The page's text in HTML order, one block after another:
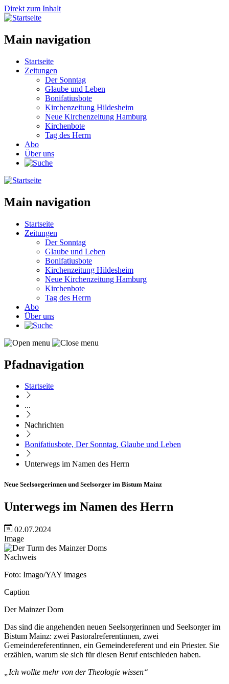
Direkt zum Inhalt
Main navigation
Startseite
Zeitungen
Der Sonntag
Glaube und Leben
Bonifatiusbote
Kirchenzeitung Hildesheim
Neue Kirchenzeitung Hamburg
Kirchenbote
Tag des Herrn
Abo
Über uns
Main navigation
Startseite
Zeitungen
Der Sonntag
Glaube und Leben
Bonifatiusbote
Kirchenzeitung Hildesheim
Neue Kirchenzeitung Hamburg
Kirchenbote
Tag des Herrn
Abo
Über uns
Pfadnavigation
Startseite
...
Nachrichten
Bonifatiusbote, Der Sonntag, Glaube und Leben
Unterwegs im Namen des Herrn
Neue Seelsorgerinnen und Seelsorger im Bistum Mainz
Unterwegs im Namen des Herrn
02.07.2024
Image
Nachweis
Foto: Imago/YAY images
Caption
Der Mainzer Dom
Das sind die angehenden neuen Seelsorgerinnen und Seelsorger im
Bistum Mainz: zwei Pastoralreferentinnen, zwei
Gemeindereferentinnen, ein Gemeindereferent und ein Priester. Sie
erzählen, warum sie sich für diesen Beruf entschieden haben.
„Ich wollte mehr von der Theologie wissen“